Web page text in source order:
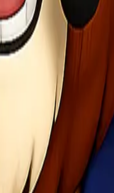
elektronik